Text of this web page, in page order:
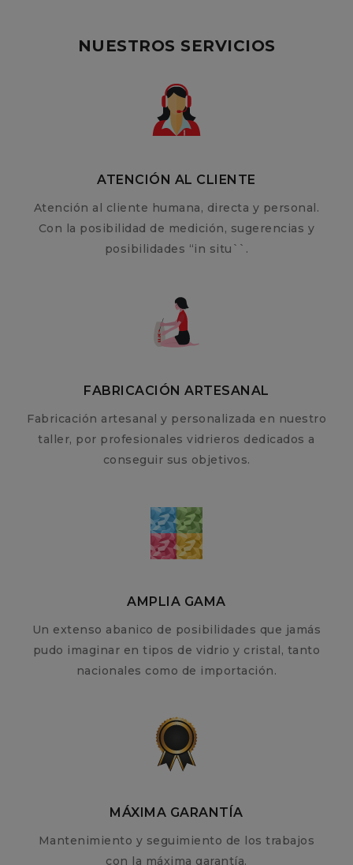
NUESTROS SERVICIOS
ATENCIÓN AL CLIENTE
Atención al cliente humana, directa y personal.
Con la posibilidad de medición, sugerencias y
posibilidades “in situ``.
FABRICACIÓN ARTESANAL
Fabricación artesanal y personalizada en nuestro
taller, por profesionales vidrieros dedicados a
conseguir sus objetivos.
AMPLIA GAMA
Un extenso abanico de posibilidades que jamás
pudo imaginar en tipos de vidrio y cristal, tanto
nacionales como de importación.
MÁXIMA GARANTÍA
Mantenimiento y seguimiento de los trabajos
con la máxima garantía.